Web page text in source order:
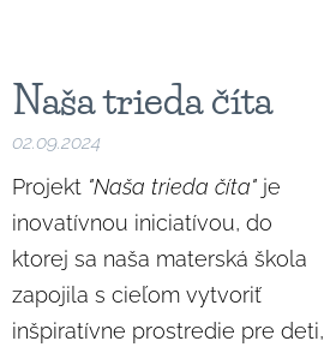
Naša trieda číta
02.09.2024
Projekt "Naša trieda číta" je
inovatívnou iniciatívou, do
ktorej sa naša materská škola
zapojila s cieľom vytvoriť
inšpiratívne prostredie pre deti,